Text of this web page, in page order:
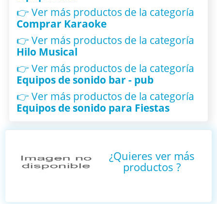
👉 Ver más productos de la categoría
Comprar Karaoke
👉 Ver más productos de la categoría
Hilo Musical
👉 Ver más productos de la categoría
Equipos de sonido bar - pub
👉 Ver más productos de la categoría
Equipos de sonido para Fiestas
¿Quieres ver más
productos?